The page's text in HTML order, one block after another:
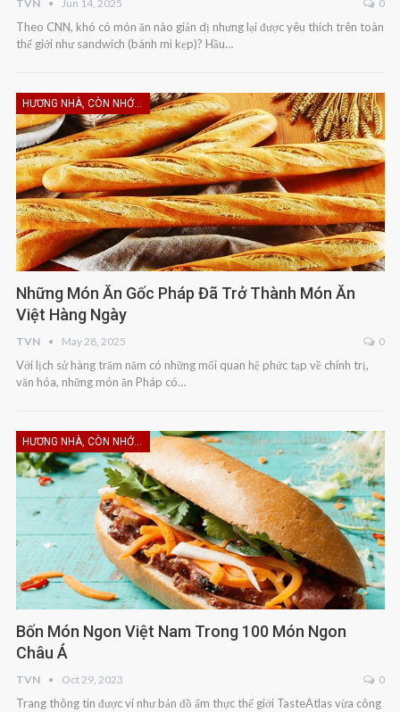
TVN Jun 14, 2025 0
Theo CNN, khó có món ăn nào giản dị nhưng lại được yêu thích trên toàn
thế giới như sandwich (bánh mì kẹp)? Hầu…
HƯƠNG NHÀ, CÒN NHỚ KHÔNG EM
Những Món Ăn Gốc Pháp Đã Trở Thành Món Ăn
Việt Hàng Ngày
TVN May 28, 2025 0
Với lịch sử hàng trăm năm có những mối quan hệ phức tạp về chính trị,
văn hóa, những món ăn Pháp có…
HƯƠNG NHÀ, CÒN NHỚ KHÔNG EM
Bốn Món Ngon Việt Nam Trong 100 Món Ngon
Châu Á
TVN Oct 29, 2023 0
Trang thông tin được ví như bản đồ ẩm thực thế giới TasteAtlas vừa công